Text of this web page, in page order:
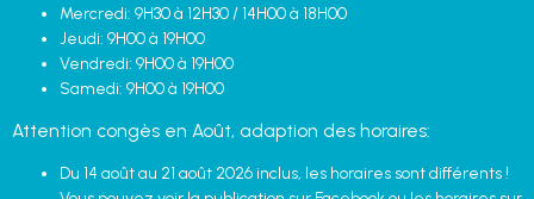
Mercredi: 9H30 à 12H30 / 14H00 à 18H00
Jeudi: 9H00 à 19H00
Vendredi: 9H00 à 19H00
Samedi: 9H00 à 19H00
Attention congès en Août, adaption des horaires:
Du 14 août au 21 août 2026 inclus, les horaires sont différents !